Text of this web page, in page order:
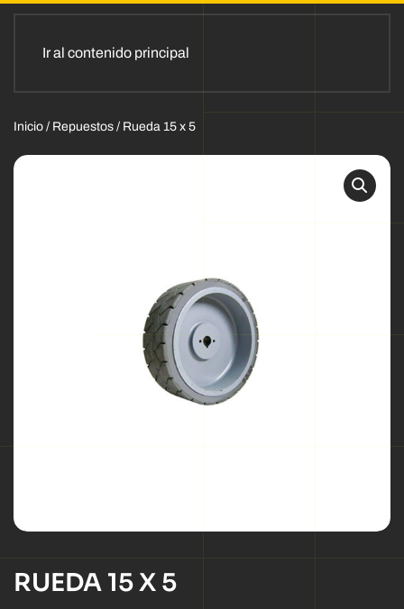
Ir al contenido principal
Inicio / Repuestos / Rueda 15 x 5
RUEDA 15 X 5